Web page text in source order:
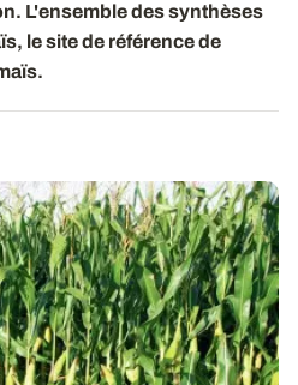
L'ensemble des synthèses
le site de référence de